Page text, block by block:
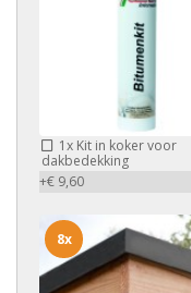
1x Kit in koker voor
dakbedekking
+€ 9,60
8x